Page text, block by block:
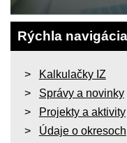
Rýchla navigácia
Kalkulačky IZ
Správy a novinky
Projekty a aktivity
Údaje o okresoch